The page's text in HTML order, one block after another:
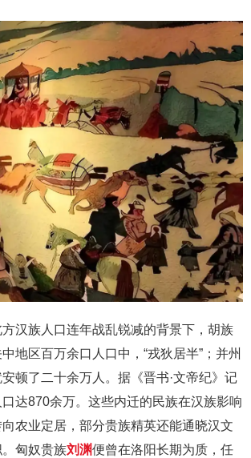
汉族人口连年战乱锐减的背景下，胡族
地区百万余口人口中，“戎狄居半”；并州
顿了二十余万人。据《晋书·文帝纪》记
达870余万。这些内迁的民族在汉族影响
农业定居，部分贵族精英还能通晓汉文
匈奴贵族刘渊便曾在洛阳长期为质，任